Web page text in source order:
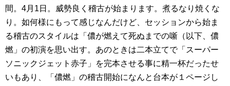
間。4月1日。威勢良く稽古が始まります。煮るなり焼くな
り。如何様にもって感じなんだけど、セッションから始ま
る稽古のスタイルは「儂が燃えて死ぬまでの噺（以下、儂
燃」の初演を思い出す。あのときは二本立てで「スーパー
ソニックジェット赤子」を完本させる事に精一杯だったせ
いもあり、「儂燃」の稽古開始になんと台本が１ページし